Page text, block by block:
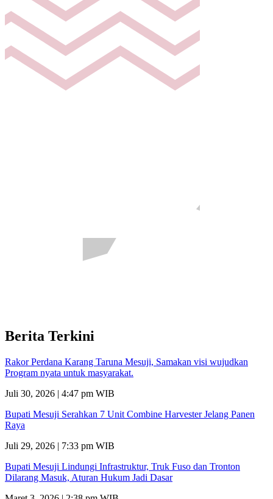
Berita Terkini
Rakor Perdana Karang Taruna Mesuji, Samakan visi wujudkan
Program nyata untuk masyarakat.
Juli 30, 2026 | 4:47 pm WIB
Bupati Mesuji Serahkan 7 Unit Combine Harvester Jelang Panen
Raya
Juli 29, 2026 | 7:33 pm WIB
Bupati Mesuji Lindungi Infrastruktur, Truk Fuso dan Tronton
Dilarang Masuk, Aturan Hukum Jadi Dasar